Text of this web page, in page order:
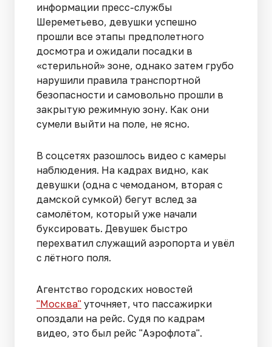
информации пресс-службы
Шереметьево, девушки успешно
прошли все этапы предполетного
досмотра и ожидали посадки в
«стерильной» зоне, однако затем грубо
нарушили правила транспортной
безопасности и самовольно прошли в
закрытую режимную зону. Как они
сумели выйти на поле, не ясно.
В соцсетях разошлось видео с камеры
наблюдения. На кадрах видно, как
девушки (одна с чемоданом, вторая с
дамской сумкой) бегут вслед за
самолётом, который уже начали
буксировать. Девушек быстро
перехватил служащий аэропорта и увёл
с лётного поля.
Агентство городских новостей
"Москва" уточняет, что пассажирки
опоздали на рейс. Судя по кадрам
видео, это был рейс "Аэрофлота".